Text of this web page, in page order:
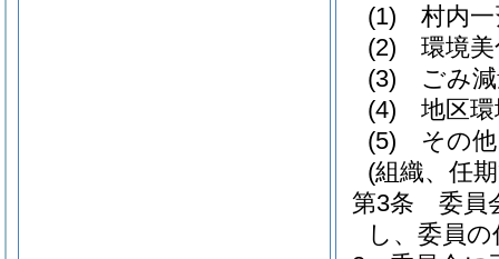
(1)
村内
(2)
環境
(3)
ごみ
(4)
地区
(5)
その
(組織、任
第3条
委員
し、委員